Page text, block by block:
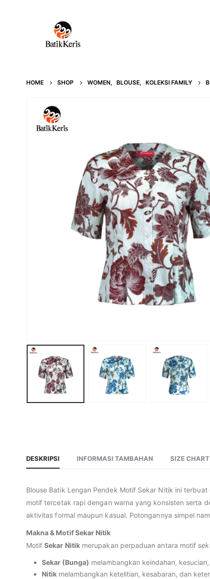
HOME SHOP WOMEN, BLOUSE, KOLEKSI FAMILY
DESKRIPSI INFORMASI TAMBAHAN SIZE CHART
Blouse Batik Lengan Pendek Motif Sekar Nitik ini terbuat
motif tercetak rapi dengan warna yang konsisten serta
aktivitas formal maupun kasual. Potongannya simpel
Makna & Motif Sekar Nitik
MotifSekar Nitikmerupakan perpaduan antara motif
Sekar (Bunga) melambangkan keindahan,
Nitikmelambangkan ketelitian, kesabaran, dan